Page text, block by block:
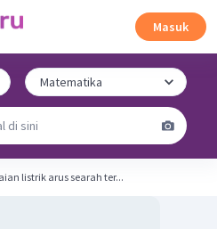
Masuk
listrik arus searah ter...